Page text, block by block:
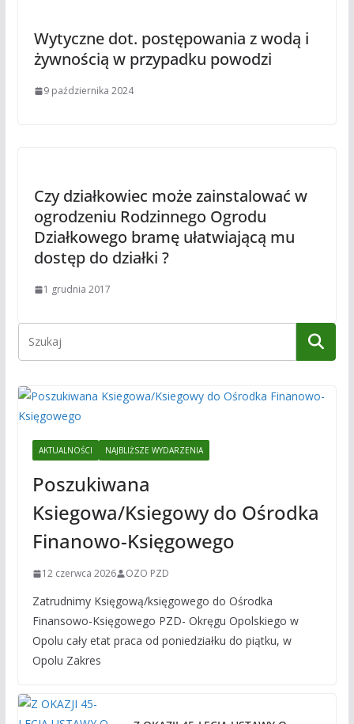
Wytyczne dot. postępowania z wodą i
żywnością w przypadku powodzi
9 października 2024
Czy działkowiec może zainstalować w
ogrodzeniu Rodzinnego Ogrodu
Działkowego bramę ułatwiającą mu
dostęp do działki ?
1 grudnia 2017
AKTUALNOŚCI NAJBLIŻSZE WYDARZENIA
Poszukiwana
Ksiegowa/Ksiegowy do Ośrodka
Finanowo-Księgowego
12 czerwca 2026 OZO PZD
Zatrudnimy Księgową/księgowego do Ośrodka
Finansowo-Księgowego PZD- Okręgu Opolskiego w
Opolu cały etat praca od poniedziałku do piątku, w
Opolu Zakres